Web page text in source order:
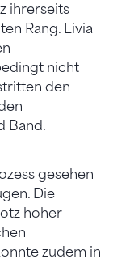
ihrerseits
Rang. Livia
nicht
den
Band.
gesehen
Die
hoher
zudem in